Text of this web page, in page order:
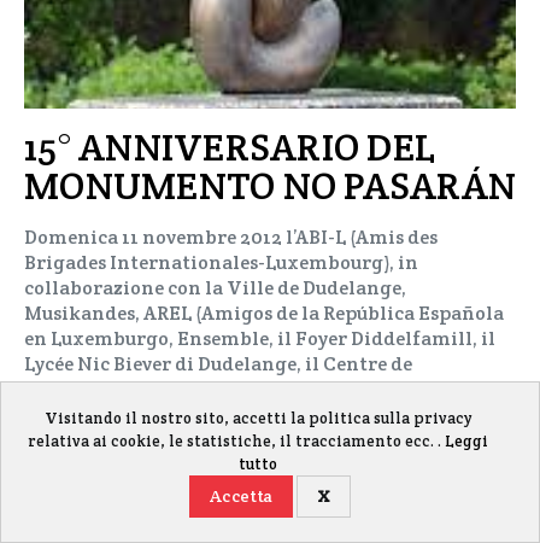
15° ANNIVERSARIO DEL
MONUMENTO NO PASARÁN
Domenica 11 novembre 2012 l’ABI-L (Amis des
Brigades Internationales-Luxembourg), in
collaborazione con la Ville de Dudelange,
Musikandes, AREL (Amigos de la República Española
en Luxemburgo, Ensemble, il Foyer Diddelfamill, il
Lycée Nic Biever di Dudelange, il Centre de
documentation des migrations humaines,…
admin 12 Novembre 2012 726 visualizzazioni 2 min
Visitando il nostro sito, accetti la politica sulla privacy
relativa ai cookie, le statistiche, il tracciamento ecc. . Leggi
tutto
Accetta X